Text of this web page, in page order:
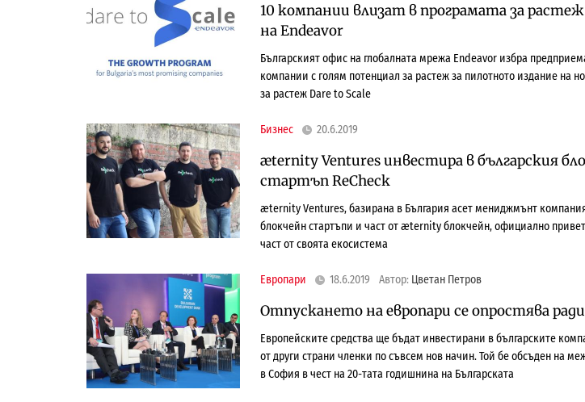
10 компании влизат в програмата за растеж
на Endeavor
Българският офис на глобалната мрежа Endeavor избра
компании с голям потенциал за растеж за пилотното издание на
за растеж Dare to Scale
Бизнес 20.6.2019
æternity Ventures инвестира в българския
стартъп ReCheck
æternity Ventures, базирана в България асет мениджмънт
блокчейн стартъпи и част от æternity блокчейн, официално
част от своята екосистема
Европари 18.6.2019 Автор: Цветан Петров
Отпускането на европари се опростява
Европейските средства ще бъдат инвестирани в българските
от други страни членки по съвсем нов начин. Той бе обсъден на
в София в чест на 20-тата годишнина на Българската